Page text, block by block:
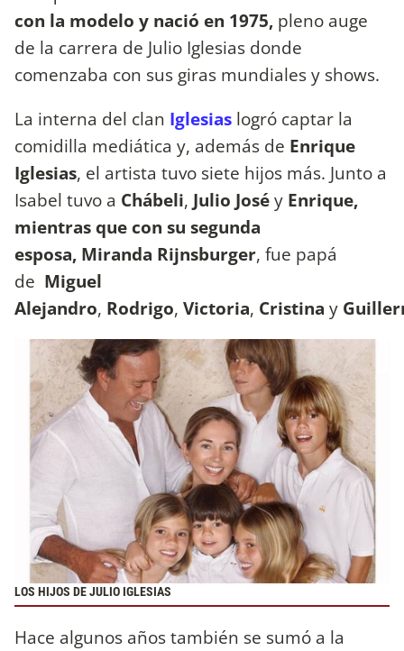
con la modelo y nació en 1975, pleno auge
de la carrera de Julio Iglesias donde
comenzaba con sus giras mundiales y shows.
La interna del clan Iglesias logró captar la
comidilla mediática y, además de Enrique
Iglesias, el artista tuvo siete hijos más. Junto a
Isabel tuvo a Chábeli, Julio Joséy Enrique,
mientras que con su segunda
esposa, Miranda Rijnsburger, fue papá
de Miguel
Alejandro, Rodrigo, Victoria, Cristina y
LOS HIJOS DE JULIO IGLESIAS
Hace algunos años también se sumó a la